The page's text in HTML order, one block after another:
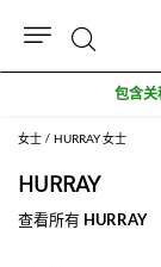
女士 HURRAY 女士
HURRAY
查看所有 HURRAY
包含关